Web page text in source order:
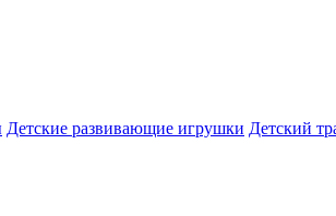
Детские развивающие игрушки Детский